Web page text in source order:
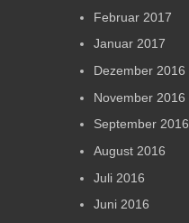
Februar 2017
Januar 2017
Dezember 2016
November 2016
September 2016
August 2016
Juli 2016
Juni 2016